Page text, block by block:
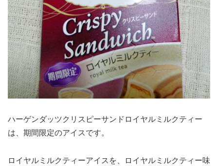
ハーゲンダッツクリスピーサンドロイヤルミルクティー
は、期間限定のアイスです。
ロイヤルミルクティーアイスを、ロイヤルミルクティー味